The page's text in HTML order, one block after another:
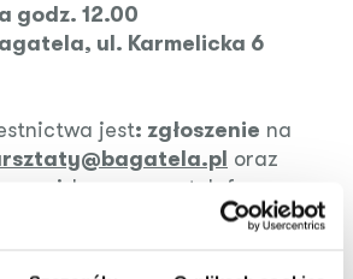
godz. 12.00
ul. Karmelicka 6
jest: zgłoszenie na
oraz
numeru telefonu